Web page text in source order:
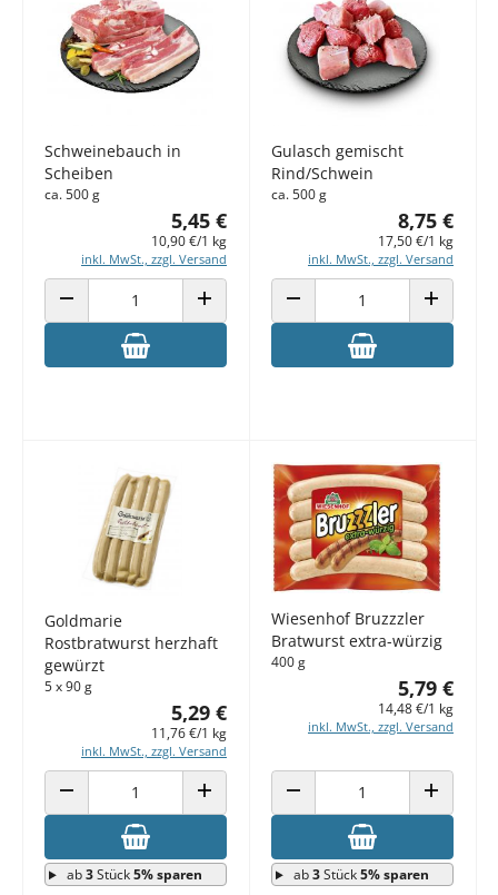
Schweinebauch in
Scheiben
ca. 500 g
5,45 €
10,90 €/1 kg
inkl. MwSt., zzgl. Versand
ANZAHL VERRINGERN ANZAHL ERHÖHEN
Gulasch gemischt
Rind/Schwein
ca. 500 g
8,75 €
17,50 €/1 kg
inkl. MwSt., zzgl. Versand
ANZAHL VERRINGERN ANZAHL
Goldmarie
Rostbratwurst herzhaft
gewürzt
5 x 90 g
5,29 €
11,76 €/1 kg
inkl. MwSt., zzgl. Versand
ANZAHL VERRINGERN ANZAHL ERHÖHEN
ab3Stück5% sparen
Wiesenhof Bruzzzler
Bratwurst extra-würzig
400 g
5,79 €
14,48 €/1 kg
inkl. MwSt., zzgl. Versand
ANZAHL VERRINGERN ANZAHL
ab3Stück5% sparen